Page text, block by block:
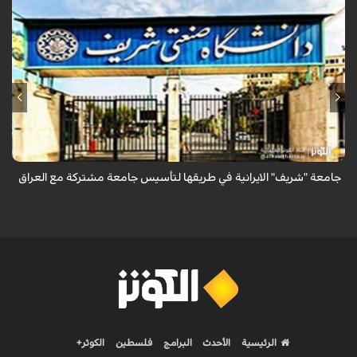
أعلن وزير العلوم الإيراني عن دراسة أكثر من 50 ألف طالب عراقي في الجامعات
الإيرانية، مشيراً إلى توقيع 180 مذكرة تفاهم علمي بين جامعات البلدين، وأن
جام...
جامعة "شريف" الايرانية في طريقها لتأسيس جامعة مشتركة مع العراق
الرئيسية الأحدث البرامج فلسطين الكوثر+